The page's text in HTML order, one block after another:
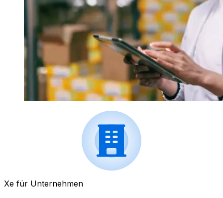
Xe für Unternehmen